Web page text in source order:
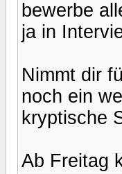
bewerbe
ja in
Nimmt dir
noch ein
kryptische
Ab Freitag